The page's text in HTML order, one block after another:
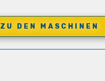
ZU DEN MASCHINEN